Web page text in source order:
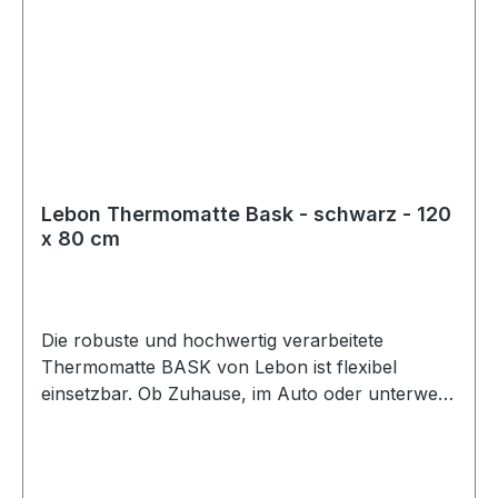
Lebon Thermomatte Bask - schwarz - 120
x 80 cm
Die robuste und hochwertig verarbeitete
Thermomatte BASK von Lebon ist flexibel
einsetzbar. Ob Zuhause, im Auto oder unterwegs